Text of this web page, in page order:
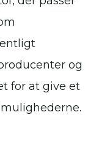
og
for at give et